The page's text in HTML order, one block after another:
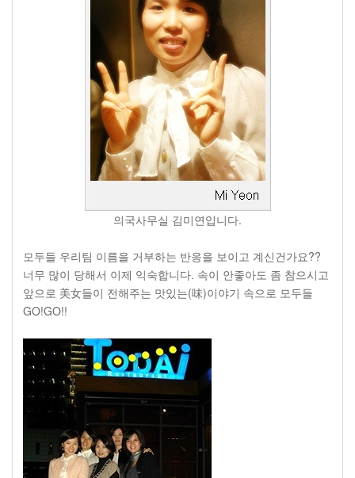
의국사무실 김미연입니다.
모두들 우리팀 이름을 거부하는 반응을 보이고 계신건가요??
너무 많이 당해서 이제 익숙합니다. 속이 안좋아도 좀 참으시고
앞으로 美女들이 전해주는 맛있는(味)이야기 속으로 모두들
GO!GO!!